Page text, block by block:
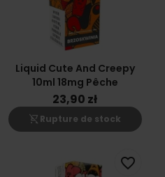
Liquid Cute And Creepy
10ml 18mg Pêche
23,90 zł
shopping_cart_off Rupture de stock
favorite_border